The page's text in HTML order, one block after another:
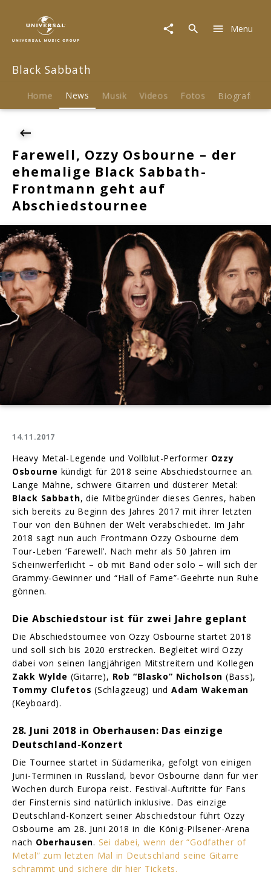
News
Farewell,
Osbourne
–
ehemalige
Sabbath-
Frontmann
geht
auf
Abschiedstournee
Menu
Black Sabbath
Home News Musik Videos Fotos Biografie
Farewell, Ozzy Osbourne – der
ehemalige Black Sabbath-
Frontmann geht auf
Abschiedstournee
14.11.2017
Heavy Metal-Legende und Vollblut-Performer Ozzy
Osbourne kündigt für 2018 seine Abschiedstournee an.
Lange Mähne, schwere Gitarren und düsterer Metal:
Black Sabbath, die Mitbegründer dieses Genres, haben
sich bereits zu Beginn des Jahres 2017 mit ihrer letzten
Tour von den Bühnen der Welt verabschiedet. Im Jahr
2018 sagt nun auch Frontmann Ozzy Osbourne dem
Tour-Leben ‘Farewell’. Nach mehr als 50 Jahren im
Scheinwerferlicht – ob mit Band oder solo – will sich der
Grammy-Gewinner und “Hall of Fame”-Geehrte nun Ruhe
gönnen.
Die Abschiedstour ist für zwei Jahre geplant
Die Abschiedstournee von Ozzy Osbourne startet 2018
und soll sich bis 2020 erstrecken. Begleitet wird Ozzy
dabei von seinen langjährigen Mitstreitern und Kollegen
Zakk Wylde (Gitarre), Rob “Blasko” Nicholson (Bass),
Tommy Clufetos (Schlagzeug) undAdam Wakeman
(Keyboard).
28. Juni 2018 in Oberhausen: Das einzige
Deutschland-Konzert
Die Tournee startet in Südamerika, gefolgt von einigen
Juni-Terminen in Russland, bevor Osbourne dann für vier
Wochen durch Europa reist. Festival-Auftritte für Fans
der Finsternis sind natürlich inklusive. Das einzige
Deutschland-Konzert seiner Abschiedstour führt Ozzy
Osbourne am 28. Juni 2018 in die König-Pilsener-Arena
nach Oberhausen. Sei dabei, wenn der “Godfather of
Metal” zum letzten Mal in Deutschland seine Gitarre
schrammt und sichere dir hier Tickets.